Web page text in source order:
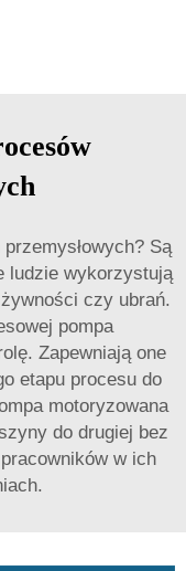
Są
ludzie wykorzystują
czy ubrań.
pompa
Zapewniają one
etapu procesu do
motoryzowana
do drugiej bez
w ich